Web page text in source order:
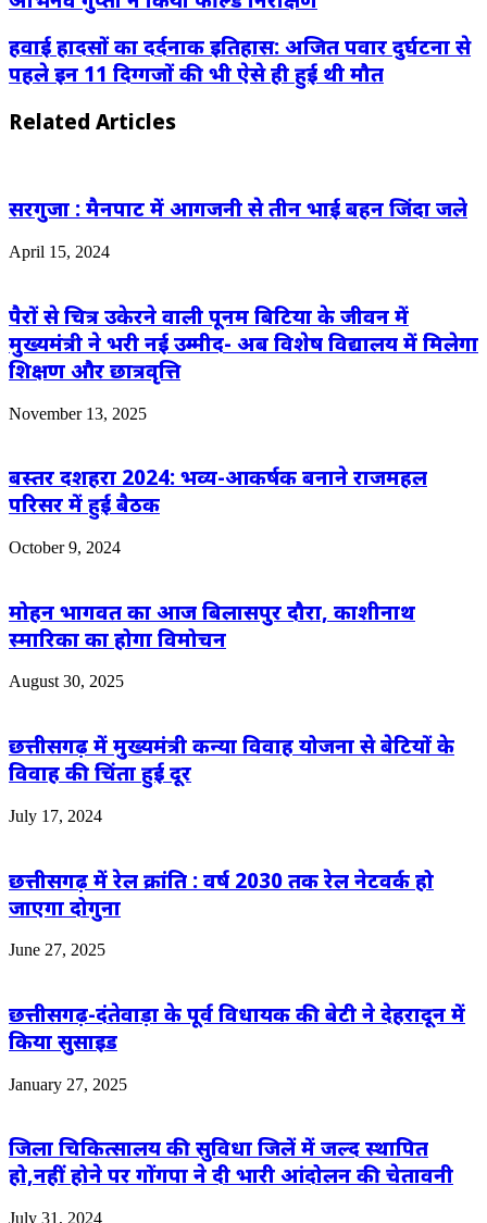
हवाई हादसों का दर्दनाक इतिहास: अजित पवार दुर्घटना से
पहले इन 11 दिग्गजों की भी ऐसे ही हुई थी मौत
Related Articles
सरगुजा : मैनपाट में आगजनी से तीन भाई बहन जिंदा जले
April 15, 2024
पैरों से चित्र उकेरने वाली पूनम बिटिया के जीवन में
मुख्यमंत्री ने भरी नई उम्मीद- अब विशेष विद्यालय में मिलेगा
शिक्षण और छात्रवृत्ति
November 13, 2025
बस्तर दशहरा 2024: भव्य-आकर्षक बनाने राजमहल
परिसर में हुई बैठक
October 9, 2024
मोहन भागवत का आज बिलासपुर दौरा, काशीनाथ
स्मारिका का होगा विमोचन
August 30, 2025
छत्तीसगढ़ में मुख्यमंत्री कन्या विवाह योजना से बेटियों के
विवाह की चिंता हुई दूर
July 17, 2024
छत्तीसगढ़ में रेल क्रांति : वर्ष 2030 तक रेल नेटवर्क हो
जाएगा दोगुना
June 27, 2025
छत्तीसगढ़-दंतेवाड़ा के पूर्व विधायक की बेटी ने देहरादून में
किया सुसाइड
January 27, 2025
जिला चिकित्सालय की सुविधा जिलें में जल्द स्थापित
हो,नहीं होने पर गोंगपा ने दी भारी आंदोलन की चेतावनी
July 31, 2024